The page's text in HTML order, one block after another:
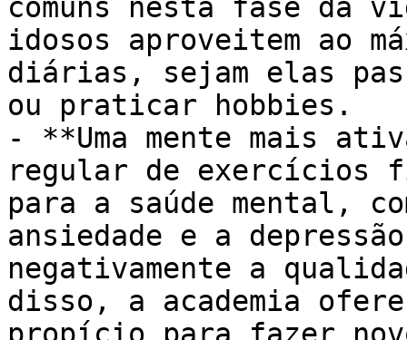
comuns nesta fase da
idosos aproveitem ao
diárias, sejam elas
ou praticar hobbies.
- **Uma mente mais
regular de exercícios
para a saúde mental,
ansiedade e a
negativamente a
disso, a academia